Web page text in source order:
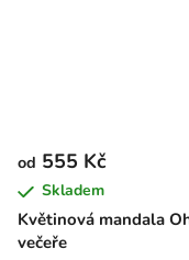
Květinová mandala
večeře
od 555 Kč
Skladem